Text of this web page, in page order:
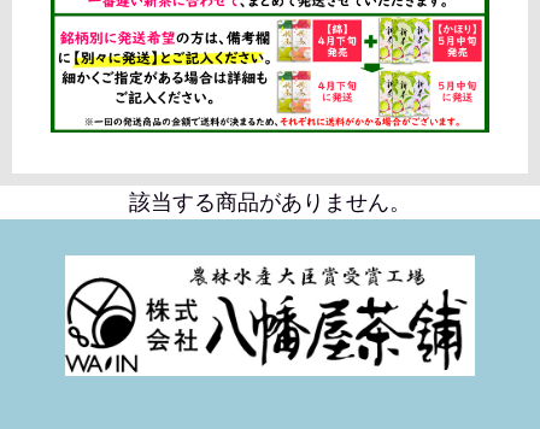
該当する商品がありません。